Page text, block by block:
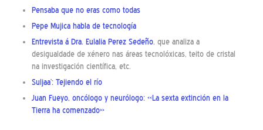
Pensaba que no eras como todas
Pepe Mujica habla de tecnología
Entrevista á Dra. Eulalia Perez Sedeño, que analiza a
desigualdade de xénero nas áreas tecnolóxicas, teito de cristal
na investigación científica, etc.
Suljaa’: Tejiendo el río
Juan Fueyo, oncólogo y neurólogo: «La sexta extinción en la
Tierra ha comenzado»